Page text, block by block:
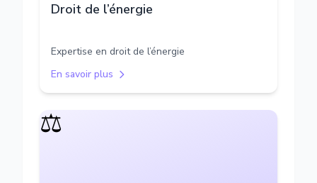
Droit de l’énergie
Expertise en droit de l’énergie
En savoir plus
⚖️